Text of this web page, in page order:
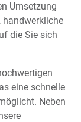
Umsetzung
handwerkliche
die Sie sich
eine schnelle
Neben